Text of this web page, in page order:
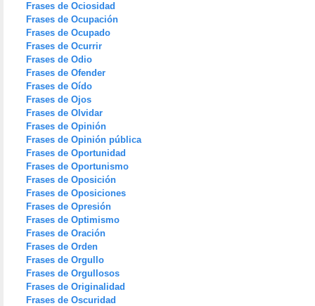
Frases de Ociosidad
Frases de Ocupación
Frases de Ocupado
Frases de Ocurrir
Frases de Odio
Frases de Ofender
Frases de Oído
Frases de Ojos
Frases de Olvidar
Frases de Opinión
Frases de Opinión pública
Frases de Oportunidad
Frases de Oportunismo
Frases de Oposición
Frases de Oposiciones
Frases de Opresión
Frases de Optimismo
Frases de Oración
Frases de Orden
Frases de Orgullo
Frases de Orgullosos
Frases de Originalidad
Frases de Oscuridad